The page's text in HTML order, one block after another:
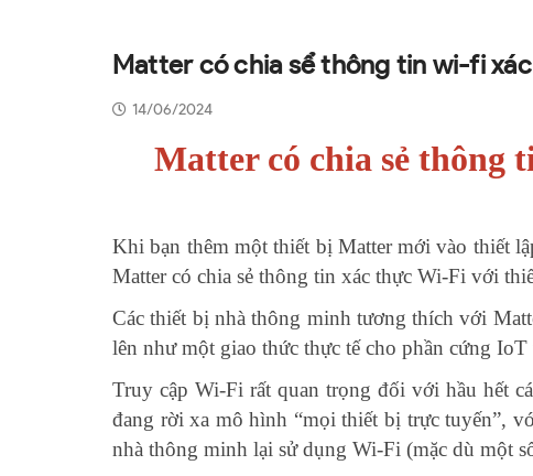
Matter có chia sể thông tin wi-fi
14/06/2024
Matter có chia sẻ thông
Khi bạn thêm một thiết bị Matter mới vào thiết
Matter có chia sẻ thông tin xác thực Wi-Fi với
Các thiết bị nhà thông minh tương thích với
lên như một giao thức thực tế cho phần cứng
Truy cập Wi-Fi rất quan trọng đối với hầu hết
đang rời xa mô hình “mọi thiết bị trực tuyến”,
nhà thông minh lại sử dụng Wi-Fi (mặc dù một